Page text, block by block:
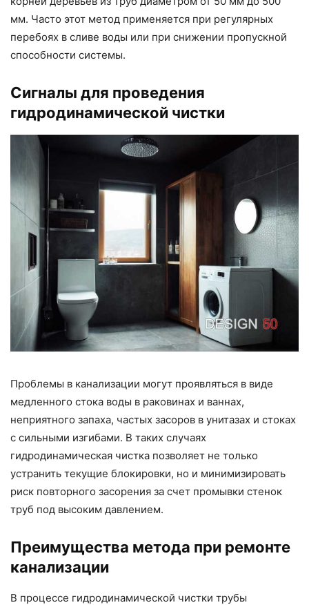
мм. Часто этот метод применяется при регулярных
перебоях в сливе воды или при снижении пропускной
способности системы.
Сигналы для проведения
гидродинамической чистки
Проблемы в канализации могут проявляться в виде
медленного стока воды в раковинах и ваннах,
неприятного запаха, частых засоров в унитазах и стоках
с сильными изгибами. В таких случаях
гидродинамическая чистка позволяет не только
устранить текущие блокировки, но и минимизировать
риск повторного засорения за счет промывки стенок
труб под высоким давлением.
Преимущества метода при ремонте
канализации
В процессе гидродинамической чистки трубы